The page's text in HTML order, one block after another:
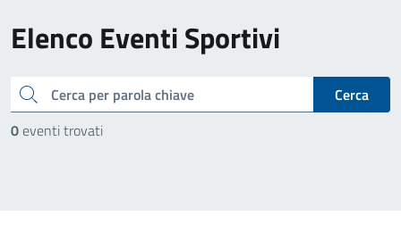
Elenco Eventi Sportivi
cerca
Cerca
0eventi trovati